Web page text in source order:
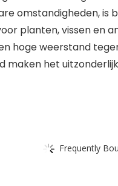
omstandigheden,
planten, vissen en
hoge weerstand
het
Frequently